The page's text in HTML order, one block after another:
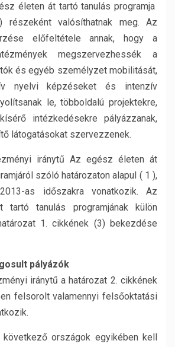
életen át tartó tanulás programja
részeként valósíthatnak meg. Az
előfeltétele annak, hogy a
megszervezhessék a
és egyéb személyzet mobilitását,
nyelvi képzéseket és intenzív
le, többoldalú projektekre,
intézkedésekre pályázzanak,
látogatásokat szervezzenek.
iránytű Az egész életen át
szóló határozaton alapul ( 1 ),
as időszakra vonatkozik. Az
tanulás programjának külön
1. cikkének (3) bekezdése
pályázók
iránytű a határozat 2. cikkének
felsorolt valamennyi felsőoktatási
következő országok egyikében kell